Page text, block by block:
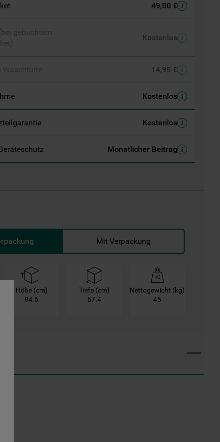
49,00 €
Kostenlos
14,95 €
Kostenlos
Kostenlos
Monatlicher Beitrag
Mit Verpackung
Höhe (cm)
84.6
Tiefe (cm)
67.4
Nettogewicht (kg)
45